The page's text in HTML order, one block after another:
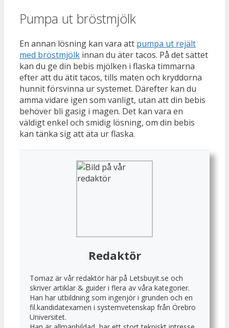
Pumpa ut bröstmjölk
En annan lösning kan vara att pumpa ut rejält
med bröstmjölk innan du äter tacos. På det sättet
kan du ge din bebis mjölken i flaska timmarna
efter att du ätit tacos, tills maten och kryddorna
hunnit försvinna ur systemet. Därefter kan du
amma vidare igen som vanligt, utan att din bebis
behöver bli gasig i magen. Det kan vara en
väldigt enkel och smidig lösning, om din bebis
kan tänka sig att äta ur flaska.
Redaktör
Tomaz är vår redaktör här på Letsbuyit.se och
skriver artiklar & guider i flera av våra kategorier.
Han har utbildning som ingenjör i grunden och en
fil.kandidatexamen i systemvetenskap från Örebro
Universitet.